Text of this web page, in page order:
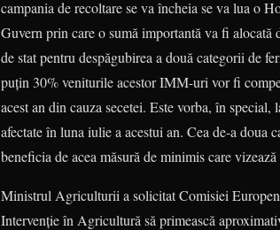
campania de recoltare se va încheia se va lua o
Guvern prin care o sumă importantă va fi alocată
de stat pentru despăgubirea a două categorii de
puţin 30% veniturile acestor IMM-uri vor fi
acest an din cauza secetei. Este vorba, în
afectate în luna iulie a acestui an. Cea de-a doua
beneficia de acea măsură de minimis care
Ministrul Agriculturii a solicitat Comisiei
Intervenţie în Agricultură să primească